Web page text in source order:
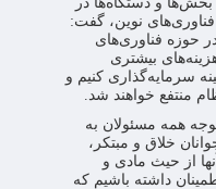
نوین، گفت:
حوزه فناوری‌های
بیشتری
سرمایه‌گذاری کنیم و
منتفع خواهند شد.
همه مسئولان به
خلاق و مبتکر،
از حیث مادی و
داشته باشیم که